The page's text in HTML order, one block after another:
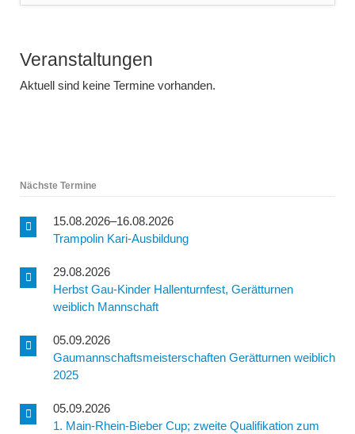
Veranstaltungen
Aktuell sind keine Termine vorhanden.
Nächste Termine
15.08.2026–16.08.2026
Trampolin Kari-Ausbildung
29.08.2026
Herbst Gau-Kinder Hallenturnfest, Gerätturnen
weiblich Mannschaft
05.09.2026
Gaumannschaftsmeisterschaften Gerätturnen weiblich
2025
05.09.2026
1. Main-Rhein-Bieber Cup; zweite Qualifikation zum